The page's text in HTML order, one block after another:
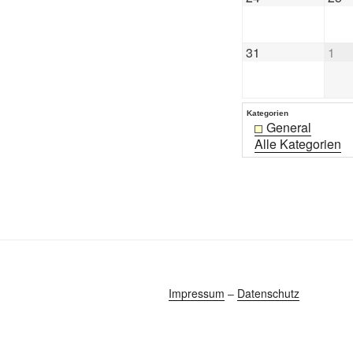
31 1
Kategorien
General
Alle Kategorien
Impressum – Datenschutz